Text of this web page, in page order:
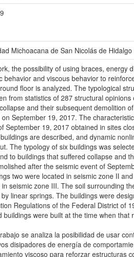
Michoacana de San Nicolás de Hidalgo
the possibility of using braces, energy
behavior and viscous behavior to
floor is analyzed. The typological
from statistics of 287 structural opinions
and their subsequent demolition
September 19, 2017. The
September 19, 2017 obtained in sites
are described, and dynamic
The typology of six buildings was
to buildings that suffered collapse and
after the seismic event of
two were located in seismic zone II
seismic zone III. The soil surrounding
linear springs. The buildings were
Regulations of the Federal District of
buildings were built at the time when that
se analiza la posibilidad de usar
disipadores de energía de
viscoso para reforzar estructuras